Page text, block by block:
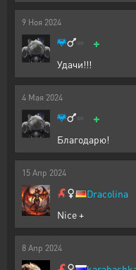
9 Ноя 2024
+
Удачи!!!
4 Мая 2024
+
Благодарю!
15 Апр 2024
Dracolina
Nice +
8 Апр 2024